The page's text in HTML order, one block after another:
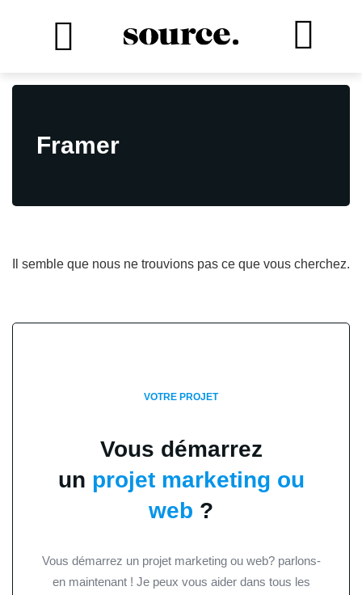
Framer
Il semble que nous ne trouvions pas ce que vous cherchez.
VOTRE PROJET
Vous démarrez
un projet marketing ou
web ?
Vous démarrez un projet marketing ou web? parlons-
en maintenant ! Je peux vous aider dans tous les